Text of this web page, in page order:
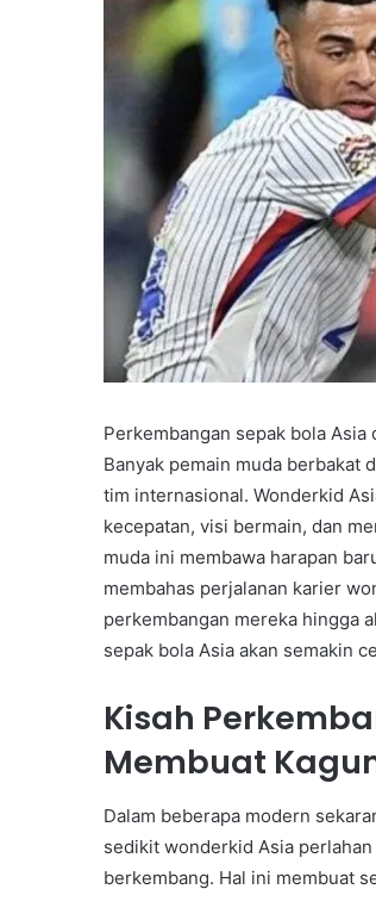
Perkembangan sepak bola
Banyak pemain muda berbakat
tim internasional. Wonderkid
kecepatan, visi bermain, dan
muda ini membawa harapan
membahas perjalanan karier
perkembangan mereka hingga
sepak bola Asia akan semakin
Kisah
Membuat
Dalam beberapa modern
sedikit wonderkid Asia
berkembang. Hal ini membuat